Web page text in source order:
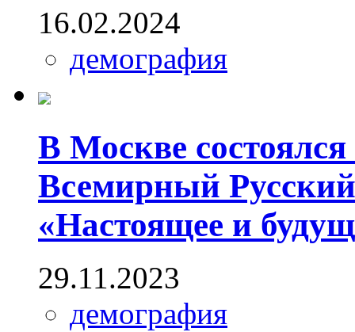
16.02.2024
демография
В Москве
Всемирный
«Настоящее и
29.11.2023
демография